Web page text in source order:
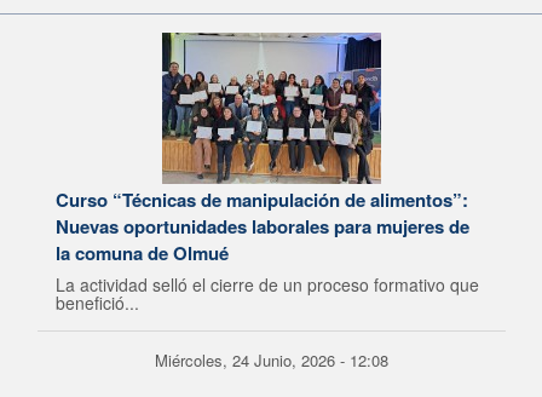
Curso “Técnicas de manipulación de alimentos”:
Nuevas oportunidades laborales para mujeres de
la comuna de Olmué
La actividad selló el cierre de un proceso formativo que
benefició...
Miércoles, 24 Junio, 2026 - 12:08